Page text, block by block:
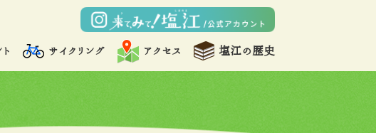
サイクリング アクセス 塩江の歴史